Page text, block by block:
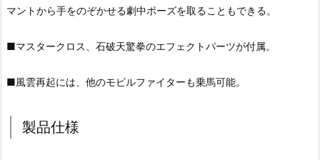
マントから手をのぞかせる劇中ポーズを取ることもできる。
■マスタークロス、石破天驚拳のエフェクトパーツが付属。
■風雲再起には、他のモビルファイターも乗馬可能。
製品仕様